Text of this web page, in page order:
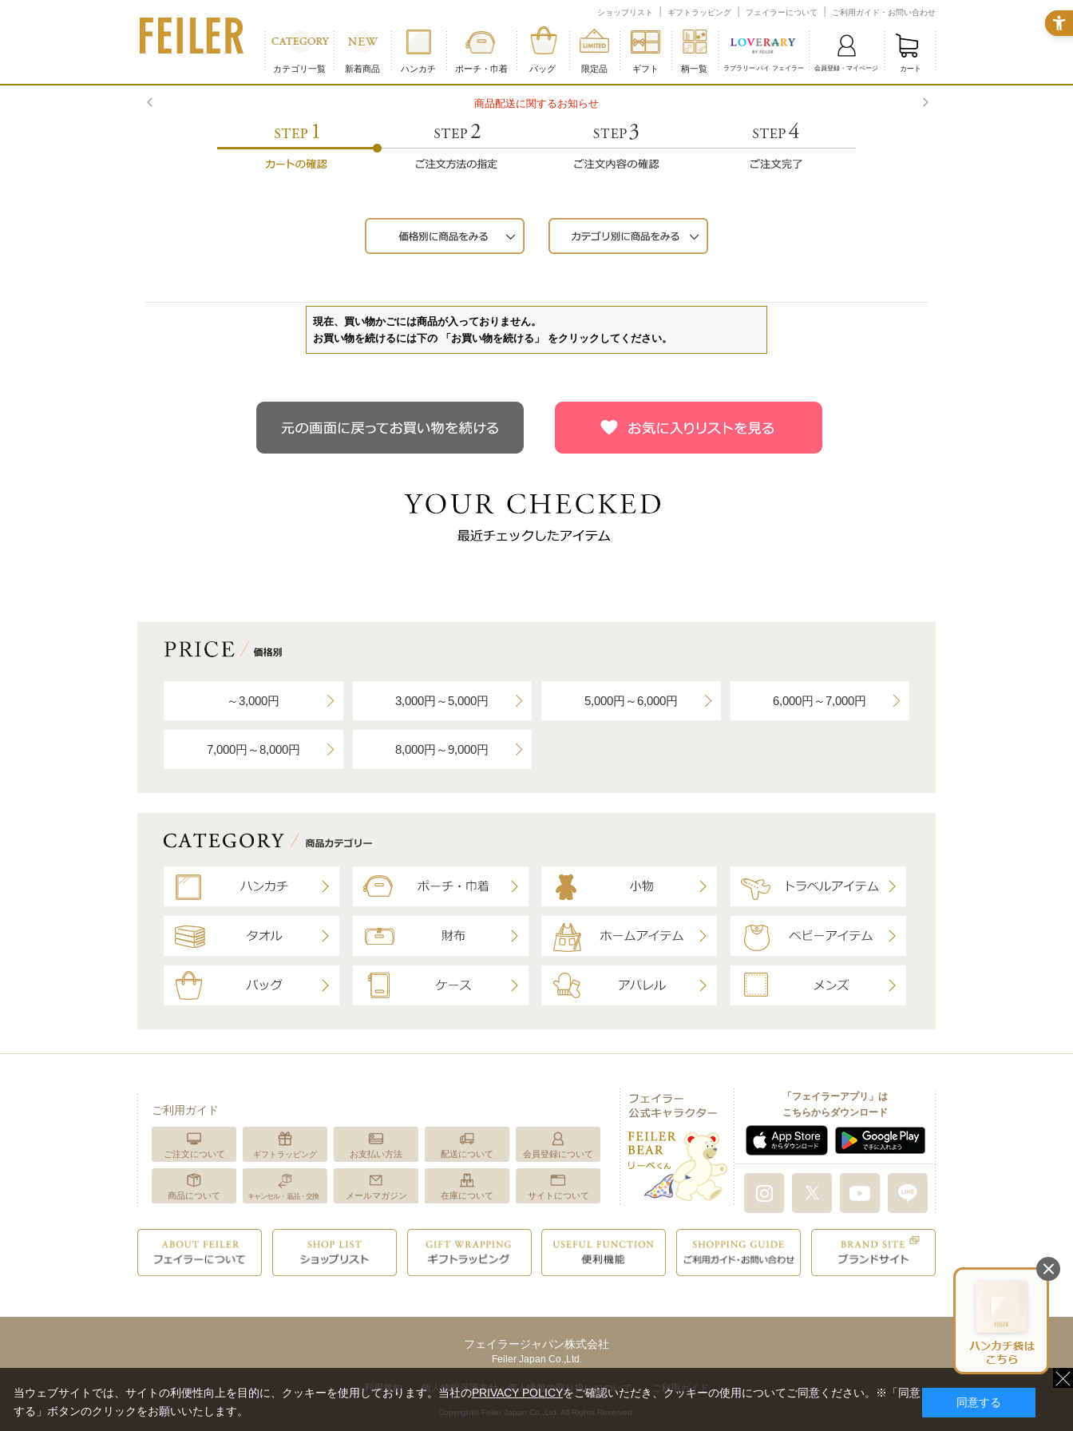
ショップリスト ギフトラッピング フェイラーについて ご利用ガイド・お問い合わせ
カテゴリ一覧 新着商品 ハンカチ ポーチ・巾着 バッグ 限定品 ギフト 柄一覧 ラブラリー バイ フェイラー 会員登録・マイページ カート
商品配送に関するお知らせ
現在、買い物かごには商品が入っておりません。
お買い物を続けるには下の 「お買い物を続ける」 をクリックしてください。
～3,000円 3,000円～5,000円 5,000円～6,000円 6,000円～7,000円
7,000円～8,000円 8,000円～9,000円
ご利用ガイド
ご注文について ギフトラッピング お支払い方法 配送について 会員登録について
商品について キャンセル・返品・交換 メールマガジン 在庫について サイトについて
「フェイラーアプリ」は
こちらからダウンロード
フェイラージャパン株式会社
Feiler Japan Co.,Ltd.
利用規約 個人情報保護方針・個人情報の取り扱いについて ご利用ガイド
Copyright© Feiler Japan Co.,Ltd. All Rights Reserved.
当ウェブサイトでは、サイトの利便性向上を目的に、クッキーを使用しております。当社のPRIVACY POLICYをご確認いただき、クッキーの使用についてご同意ください。※「同意
する」ボタンのクリックをお願いいたします。
同意する